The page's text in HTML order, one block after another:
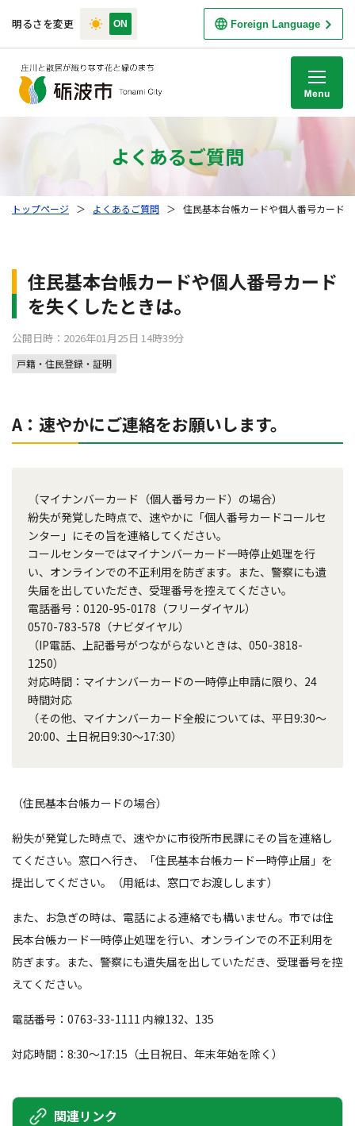
明るさを変更 Foreign Language
よくあるご質問
トップページ ＞ よくあるご質問 ＞ 住民基本台帳カードや個人番号カード
住民基本台帳カードや個人番号カード
を失くしたときは。
公開日時：2026年01月25日 14時39分
戸籍・住民登録・証明
A：速やかにご連絡をお願いします。
（マイナンバーカード（個人番号カード）の場合）
紛失が発覚した時点で、速やかに「個人番号カードコールセ
ンター」にその旨を連絡してください。
コールセンターではマイナンバーカード一時停止処理を行
い、オンラインでの不正利用を防ぎます。また、警察にも遺
失届を出していただき、受理番号を控えてください。
電話番号：0120-95-0178（フリーダイヤル）
0570-783-578（ナビダイヤル）
（IP電話、上記番号がつながらないときは、050-3818-
1250）
対応時間：マイナンバーカードの一時停止申請に限り、24
時間対応
（その他、マイナンバーカード全般については、平日9:30～
20:00、土日祝日9:30～17:30）
（住民基本台帳カードの場合）
紛失が発覚した時点で、速やかに市役所市民課にその旨を連絡し
てください。窓口へ行き、「住民基本台帳カード一時停止届」を
提出してください。（用紙は、窓口でお渡しします）
また、お急ぎの時は、電話による連絡でも構いません。市では住
民本台帳カード一時停止処理を行い、オンラインでの不正利用を
防ぎます。また、警察にも遺失届を出していただき、受理番号を控
えてください。
電話番号：0763-33-1111 内線132、135
対応時間：8:30～17:15（土日祝日、年末年始を除く）
関連リンク